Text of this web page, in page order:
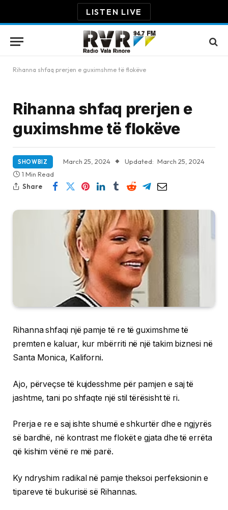
LISTEN LIVE
Rihanna shfaq prerjen e guximshme të flokëve
Rihanna shfaq prerjen e
guximshme të flokëve
SHOWBIZ March 25, 2024 Updated: March 25, 2024
1 Min Read
Share
Rihanna shfaqi një pamje të re të guximshme të
premten e kaluar, kur mbërriti në një takim biznesi në
Santa Monica, Kaliforni.
Ajo, përveçse të kujdesshme për pamjen e saj të
jashtme, tani po shfaqte një stil tërësisht të ri.
Prerja e re e saj ishte shumë e shkurtër dhe e ngjyrës
së bardhë, në kontrast me flokët e gjata dhe të errëta
që kishim vënë re më parë.
Ky ndryshim radikal në pamje theksoi perfeksionin e
tipareve të bukurisë së Rihannas.